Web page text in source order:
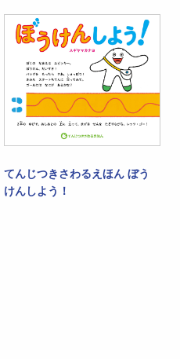
てんじつきさわるえほん ぼう
けんしよう！